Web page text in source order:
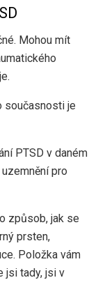
Mohou mít
současnosti je
PTSD v daném
pro
způsob, jak se
prsten,
Položka vám
jsi tady, jsi v